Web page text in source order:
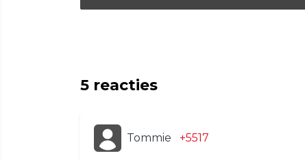
5 reacties
Tommie +5517